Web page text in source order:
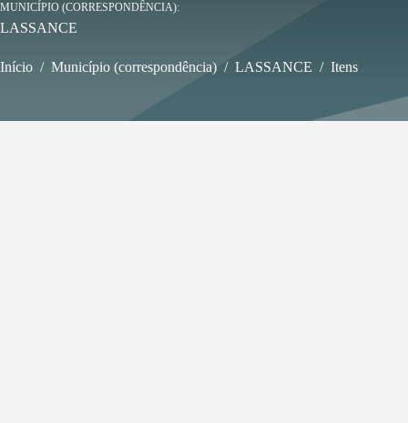
MUNICÍPIO (CORRESPONDÊNCIA)
LASSANCE
Início / Município (correspondência) / LASSANCE / Itens